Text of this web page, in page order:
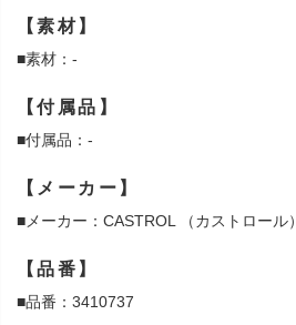
【素材】
■素材：-
【付属品】
■付属品：-
【メーカー】
■メーカー：CASTROL （カストロール）
【品番】
■品番：3410737